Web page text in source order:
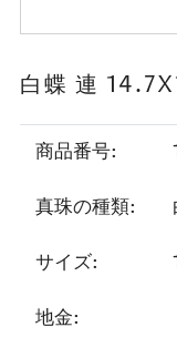
白蝶 連
商品番号:
真珠の種類:
サイズ:
地金: